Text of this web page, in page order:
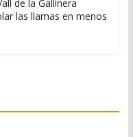
de la Gallinera
las llamas en menos